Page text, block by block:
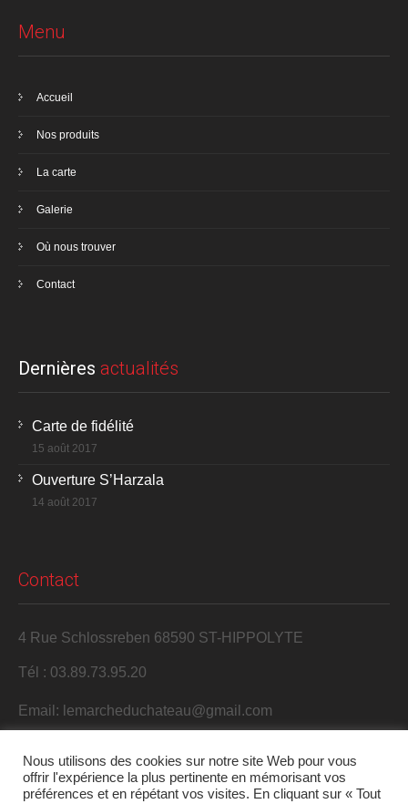
Menu
Accueil
Nos produits
La carte
Galerie
Où nous trouver
Contact
Dernières actualités
Carte de fidélité
15 août 2017
Ouverture S’Harzala
14 août 2017
Contact
4 Rue Schlossreben 68590 ST-HIPPOLYTE
Tél : 03.89.73.95.20
Email: lemarcheduchateau@gmail.com
Nous utilisons des cookies sur notre site Web pour vous
offrir l'expérience la plus pertinente en mémorisant vos
préférences et en répétant vos visites. En cliquant sur « Tout